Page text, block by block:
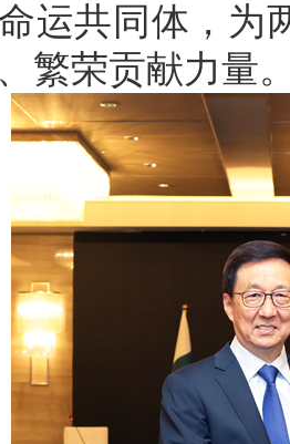
运共同体，为
繁荣贡献力量